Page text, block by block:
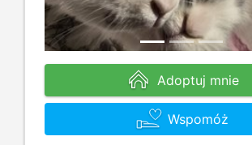
Adoptuj mnie
Wspomóż